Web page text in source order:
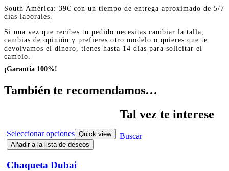
South América: 39€ con un tiempo de entrega aproximado de 5/7
días laborales.
Si una vez que recibes tu pedido necesitas cambiar la talla,
cambias de opinión y prefieres otro modelo o quieres que te
devolvamos el dinero, tienes hasta 14 días para solicitar el
cambio.
¡Garantía 100%!
También te recomendamos…
Seleccionar opciones Quick view
Añadir a la lista de deseos
Chaqueta Dubai
Tal vez te interese
Buscar